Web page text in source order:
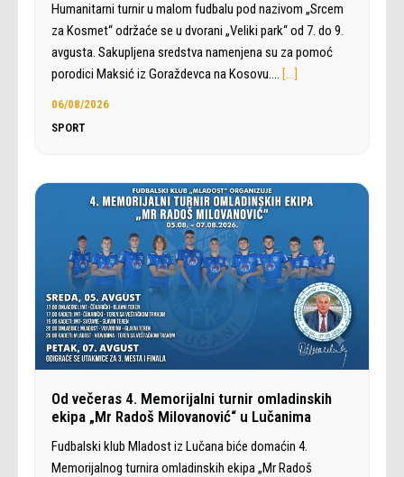
Humanitarni turnir u malom fudbalu pod nazivom „Srcem
za Kosmet“ održaće se u dvorani „Veliki park“ od 7. do 9.
avgusta. Sakupljena sredstva namenjena su za pomoć
porodici Maksić iz Goraždevca na Kosovu.… […]
06/08/2026
SPORT
Od večeras 4. Memorijalni turnir omladinskih
ekipa „Mr Radoš Milovanović“ u Lučanima
Fudbalski klub Mladost iz Lučana biće domaćin 4.
Memorijalnog turnira omladinskih ekipa „Mr Radoš